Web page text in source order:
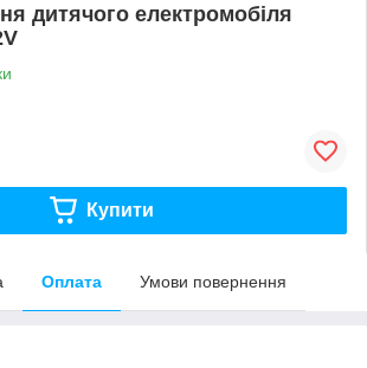
дитячого електромобіля
Купити
Оплата Умови повернення